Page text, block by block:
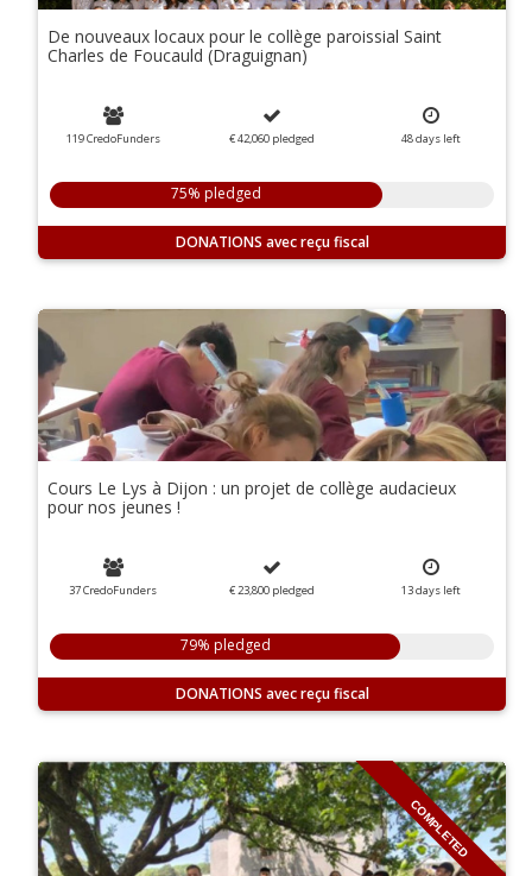
De nouveaux locaux pour le collège paroissial Saint
Charles de Foucauld (Draguignan)
119 CredoFunders € 42,060 pledged 48daysleft
75% pledged
DONATIONS
Cours Le Lys à Dijon : un projet de collège audacieux
pour nos jeunes !
37 CredoFunders € 23,800 pledged 13daysleft
79% pledged
DONATIONS
COMPLETED